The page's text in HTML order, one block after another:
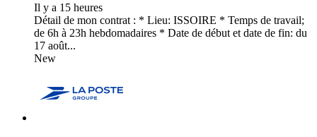
Il y a 15 heures
Détail de mon contrat : * Lieu: ISSOIRE * Temps de travail;
de 6h à 23h hebdomadaires * Date de début et date de fin: du
17 août...
New